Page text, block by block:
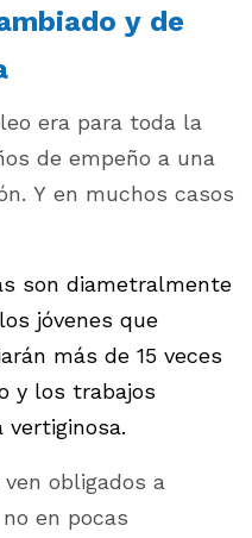
y de
era para toda la
de empeño a una
Y en muchos casos
son diametralmente
jóvenes que
más de 15 veces
y los trabajos
vertiginosa.
obligados a
en pocas